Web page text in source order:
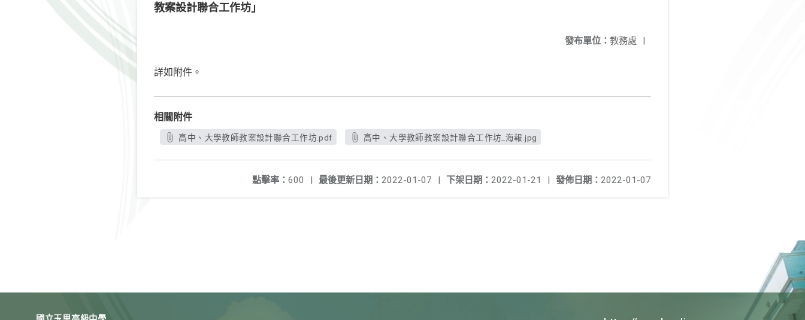
教案設計聯合工作坊」
發布單位： 教務處 |
詳如附件。
相關附件
高中、大學教師教案設計聯合工作坊.pdf 高中、大學教師教案設計聯合工作坊_海報.jpg
發佈日期： 2022-01-07
下架日期： 2022-01-21 |
最後更新日期： 2022-01-07 |
點擊率： 600 |